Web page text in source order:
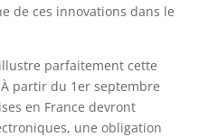
de ces innovations dans le
parfaitement cette
partir du 1er septembre
en France devront
une obligation